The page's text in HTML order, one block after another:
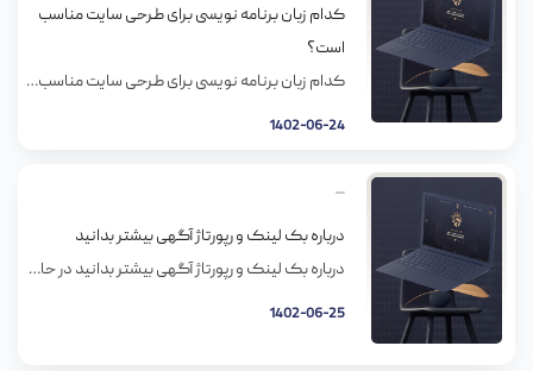
کدام زبان برنامه نویسی برای طرحی سایت مناسب
است؟
کدام زبان برنامه نویسی برای طرحی سایت مناسب است؟ این روزها، بازار زبان های سمت سرور بسیار شلوغه. Perl, ASP,JSP, Cold Fusion و خیلیای دیگه. در واقع انتخاب زیاد است. یک تازه وارد از کجا باید بدونه که چه چیزی رو یاد بگیره و چه چیزی رو استفاده کنه؟ انتخاب پلت فرم و برنامه ی […]
1402-06-24
درباره بک لینک و رپورتاژ آگهی بیشتر بدانید
درباره بک لینک و رپورتاژ آگهی بیشتر بدانید در حال حاظر با توجه به پیشرفت روز افزون تکنولوژی رپورتاژ آگهی یکی از تأثیرگذارترین و معتبرترین راه‌ها برای تبلیغ و فروش محصولات آنلاین و حتی حضوری می‌باشد که روزانه بر تعداد طرفداران این نوع تبلیغ افزوده می‌شود و شما می‌توانید همواره با خیالی آسوده از این […]
1402-06-25